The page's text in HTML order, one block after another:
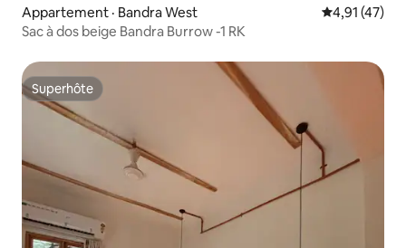
Appartement · Bandra West Note
4,91 (47)
Sac à dos beige Bandra Burrow -1 RK
Superhôte
Superhôte